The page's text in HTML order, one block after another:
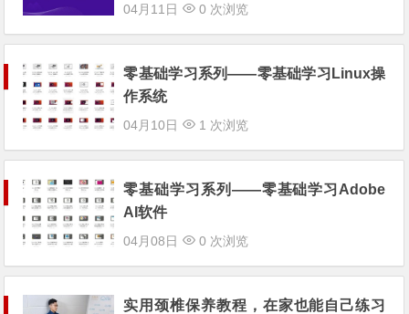
04月11日 0 次浏览
零基础学习系列——零基础学习Linux操
作系统
04月10日 1 次浏览
零基础学习系列——零基础学习Adobe
AI软件
04月08日 0 次浏览
实用颈椎保养教程，在家也能自己练习